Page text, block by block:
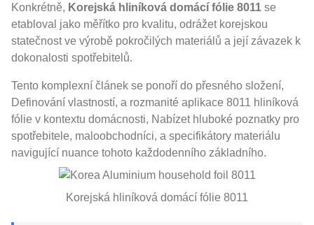
Konkrétně, Korejská hliníková domácí fólie 8011 se
etabloval jako měřítko pro kvalitu, odrážet korejskou
statečnost ve výrobě pokročilých materiálů a její závazek k
dokonalosti spotřebitelů.
Tento komplexní článek se ponoří do přesného složení,
Definování vlastností, a rozmanité aplikace 8011 hliníková
fólie v kontextu domácnosti, Nabízet hluboké poznatky pro
spotřebitele, maloobchodníci, a specifikátory materiálu
navigující nuance tohoto každodenního základního.
Korejská hliníková domácí fólie 8011